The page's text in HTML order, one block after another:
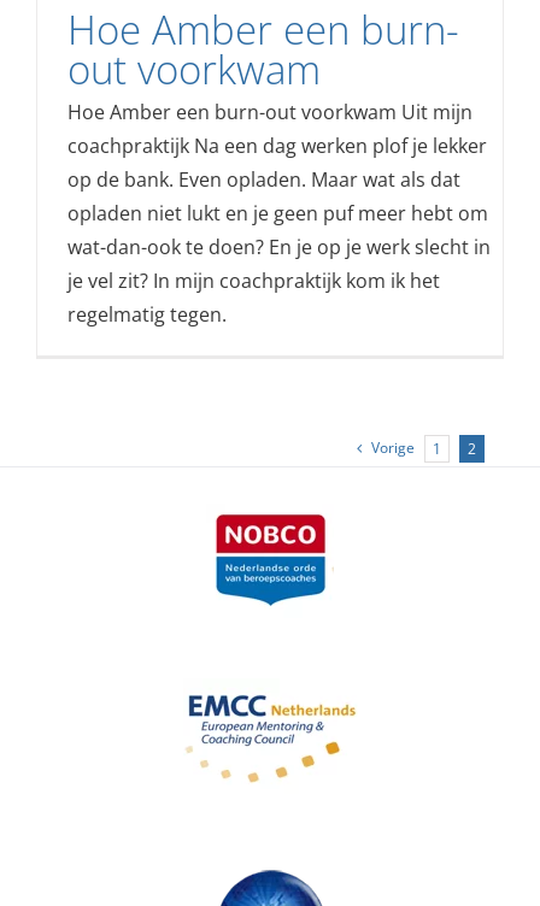
Hoe Amber een burn-
out voorkwam
Hoe Amber een burn-out voorkwam Uit mijn
coachpraktijk Na een dag werken plof je lekker
op de bank. Even opladen. Maar wat als dat
opladen niet lukt en je geen puf meer hebt om
wat-dan-ook te doen? En je op je werk slecht in
je vel zit? In mijn coachpraktijk kom ik het
regelmatig tegen.
Vorige 1 2